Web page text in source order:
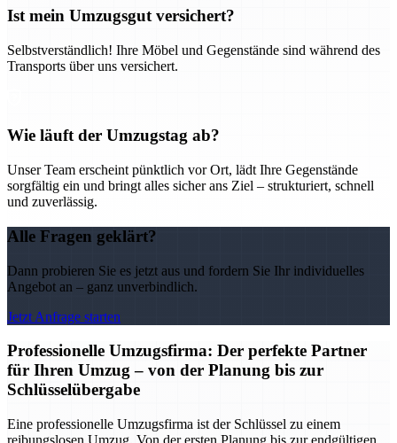
Ist mein Umzugsgut versichert?
Selbstverständlich! Ihre Möbel und Gegenstände sind während des
Transports über uns versichert.
Wie läuft der Umzugstag ab?
Unser Team erscheint pünktlich vor Ort, lädt Ihre Gegenstände
sorgfältig ein und bringt alles sicher ans Ziel – strukturiert, schnell
und zuverlässig.
Alle Fragen geklärt?
Dann probieren Sie es jetzt aus und fordern Sie Ihr individuelles
Angebot an – ganz unverbindlich.
Jetzt Anfrage starten
Professionelle Umzugsfirma: Der perfekte Partner
für Ihren Umzug – von der Planung bis zur
Schlüsselübergabe
Eine professionelle Umzugsfirma ist der Schlüssel zu einem
reibungslosen Umzug. Von der ersten Planung bis zur endgültigen